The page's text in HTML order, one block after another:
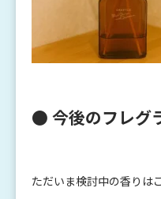
● 今後のフレグ
ただいま検討中の香りは